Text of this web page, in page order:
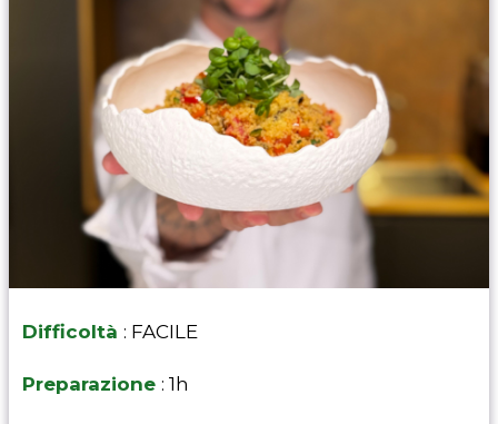
Difficoltà : FACILE
Preparazione : 1h